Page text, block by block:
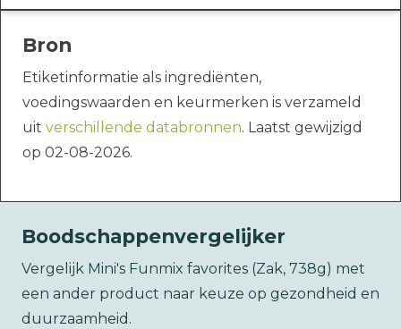
Bron
Etiketinformatie als ingrediënten,
voedingswaarden en keurmerken is verzameld
uit verschillende databronnen. Laatst gewijzigd
op 02-08-2026.
Boodschappenvergelijker
Vergelijk Mini's Funmix favorites (Zak, 738g) met
een ander product naar keuze op gezondheid en
duurzaamheid.